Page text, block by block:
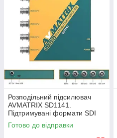
Розподільний підсилювач
AVMATRIX SD1141.
Підтримувані формати SDI
3G/HD/S0,
пересинхронізація. Уцінка
Готово до відправки